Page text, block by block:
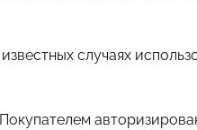
случаях